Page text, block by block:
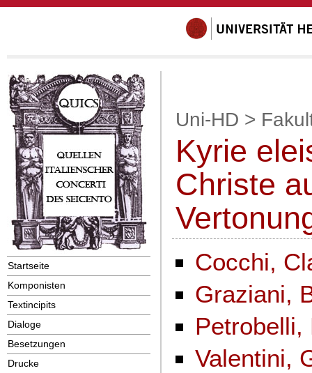
Startseite
Komponisten
Textincipits
Dialoge
Besetzungen
Drucke
Uni-HD >
Kyrie
Christe
Cocchi,
Graziani,
Petrobelli,
Valentini,